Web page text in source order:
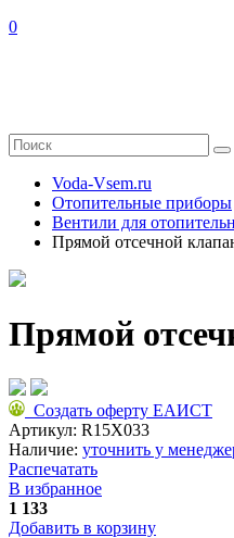
0
Voda-Vsem.ru
Отопительные приборы
Вентили для
Прямой отсечной
Прямой
Создать оферту ЕАИСТ
Артикул: R15X033
Наличие: уточнить у
Распечатать
В избранное
1 133
Добавить в корзину